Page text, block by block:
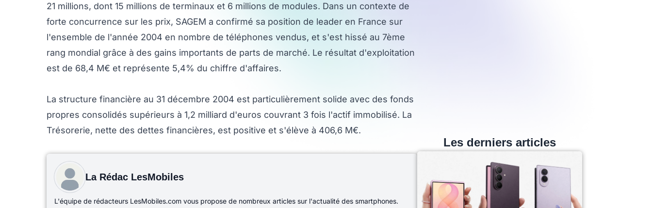
21 millions, dont 15 millions de terminaux et 6 millions de modules. Dans un contexte de
forte concurrence sur les prix, SAGEM a confirmé sa position de leader en France sur
l'ensemble de l'année 2004 en nombre de téléphones vendus, et s'est hissé au 7ème
rang mondial grâce à des gains importants de parts de marché. Le résultat d'exploitation
est de 68,4 M€ et représente 5,4% du chiffre d'affaires.
La structure financière au 31 décembre 2004 est particulièrement solide avec des fonds
propres consolidés supérieurs à 1,2 milliard d'euros couvrant 3 fois l'actif immobilisé. La
Trésorerie, nette des dettes financières, est positive et s'élève à 406,6 M€.
La Rédac LesMobiles
L'équipe de rédacteurs LesMobiles.com vous propose de nombreux articles sur l'actualité des smartphones.
Les derniers articles